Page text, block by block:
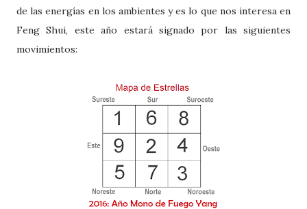
de las energías en los ambientes y es lo que nos interesa en
Feng Shui, este año estará signado por las siguientes
movimientos: